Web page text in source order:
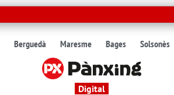
Berguedà Maresme Bages Solsonès
Digital